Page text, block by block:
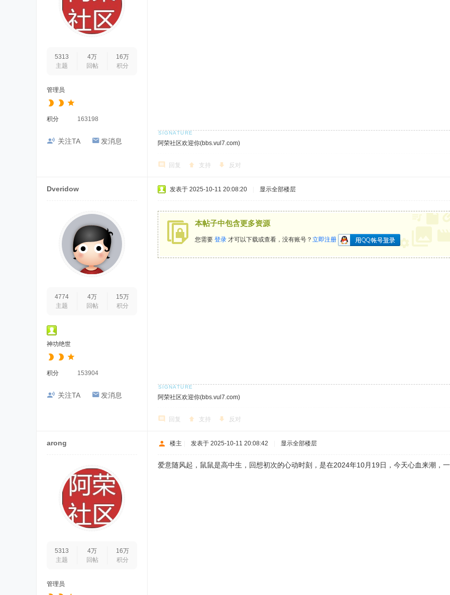
5313
主题
4万
回帖
16万
积分
管理员
积分 163198
关注TA 发消息 阿荣社区欢迎你(bbs.vul7.com)
回复 支持 反对
Dveridow
4774
主题
4万
回帖
15万
积分
神功绝世
积分 153904
关注TA 发消息
发表于 2025-10-11 20:08:20 显示全部楼层
本帖子中包含更多资源
您需要 登录 才可以下载或查看，没有账号？ 立即注册
阿荣社区欢迎你(bbs.vul7.com)
回复 支持 反对
arong
5313
主题
4万
回帖
16万
积分
管理员
楼主 发表于 2025-10-11 20:08:42 显示全部楼层
爱意随风起，鼠鼠是高中生，回想初次的心动时刻，是在2024年10月19日，今天心血来潮，